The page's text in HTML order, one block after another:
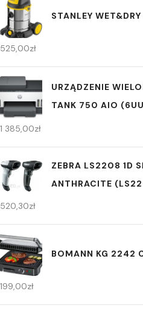
STANLEY
525,00zł
URZĄDZENIE
TANK 750 AIO
1 385,00zł
ZEBRA LS2208 1D
ANTHRACITE
520,30zł
BOMANN KG 2242
199,00zł